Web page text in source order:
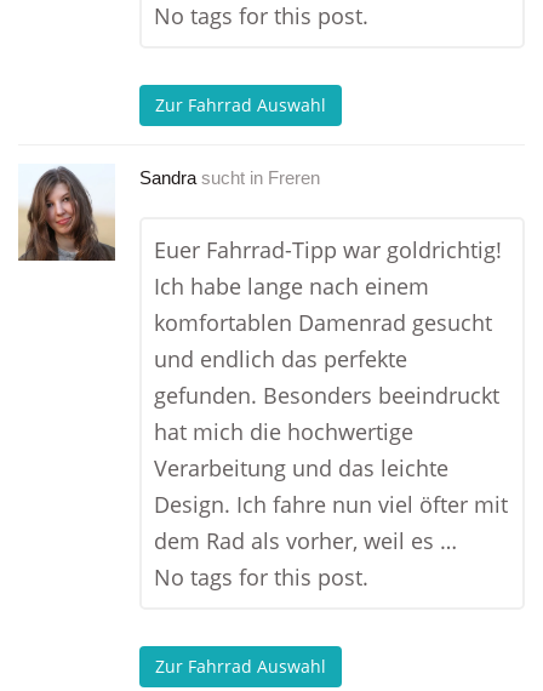
No tags for this post.
Zur Fahrrad Auswahl
Sandra sucht in Freren
Euer Fahrrad-Tipp war goldrichtig!
Ich habe lange nach einem
komfortablen Damenrad gesucht
und endlich das perfekte
gefunden. Besonders beeindruckt
hat mich die hochwertige
Verarbeitung und das leichte
Design. Ich fahre nun viel öfter mit
dem Rad als vorher, weil es …
No tags for this post.
Zur Fahrrad Auswahl